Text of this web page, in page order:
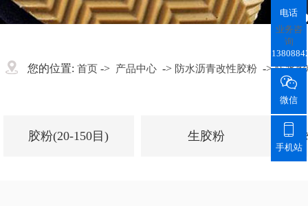
您的位置: 首页 -> 产品中心 -> 防水沥青改性胶粉 ->防水
胶粉(20-150目) 生胶粉
电话
业务咨
询

微信

手机站